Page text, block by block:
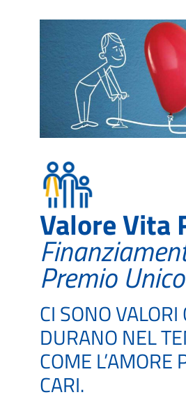
Valore Vita
Premio Unico
CI SONO VALORI
DURANO NEL
COME L’AMORE
CARI.